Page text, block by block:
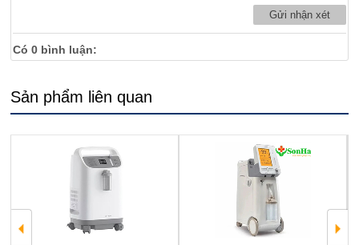
Có0 bình luận:
Sản phẩm liên quan